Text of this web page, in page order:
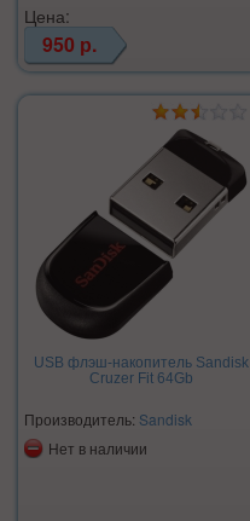
Цена:
950 р.
USB флэш-накопитель Sandisk
Cruzer Fit 64Gb
Производитель: Sandisk
Нет в наличии